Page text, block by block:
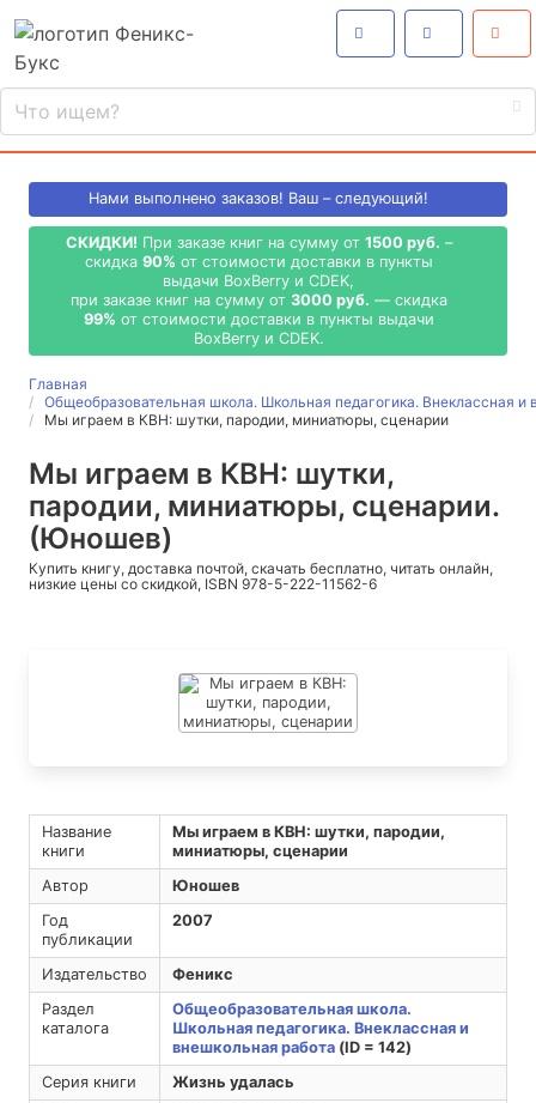
Нами выполнено заказов! Ваш – следующий!
СКИДКИ! При заказе книг на сумму от 1500 руб. –
скидка 90% от стоимости доставки в пункты
выдачи BoxBerry и CDEK,
при заказе книг на сумму от 3000 руб. — скидка
99% от стоимости доставки в пункты выдачи
BoxBerry и CDEK.
Главная
Общеобразовательная школа. Школьная педагогика. Внеклассная и
Мы играем в КВН: шутки, пародии, миниатюры, сценарии
Мы играем в КВН: шутки,
пародии, миниатюры, сценарии.
(Юношев)
Купить книгу, доставка почтой, скачать бесплатно, читать онлайн,
низкие цены со скидкой, ISBN 978-5-222-11562-6
Название
книги
Мы играем в КВН: шутки, пародии,
миниатюры, сценарии
Автор
Юношев
Год
публикации
2007
Издательство
Феникс
Раздел
каталога
Общеобразовательная школа.
Школьная педагогика. Внеклассная и
внешкольная работа(ID = 142)
Серия книги
Жизнь удалась